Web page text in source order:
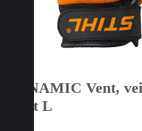
DYNAMIC Vent,
maat L